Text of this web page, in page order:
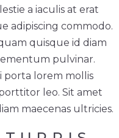
a iaculis at erat
adipiscing commodo.
quisque id diam
pulvinar.
porta lorem mollis
leo. Sit amet
maecenas ultricies.